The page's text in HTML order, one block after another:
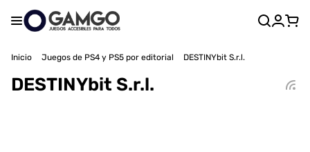
Inicio Juegos de PS4 y PS5 por editorial DESTINYbit S.r.l.
DESTINYbit S.r.l.